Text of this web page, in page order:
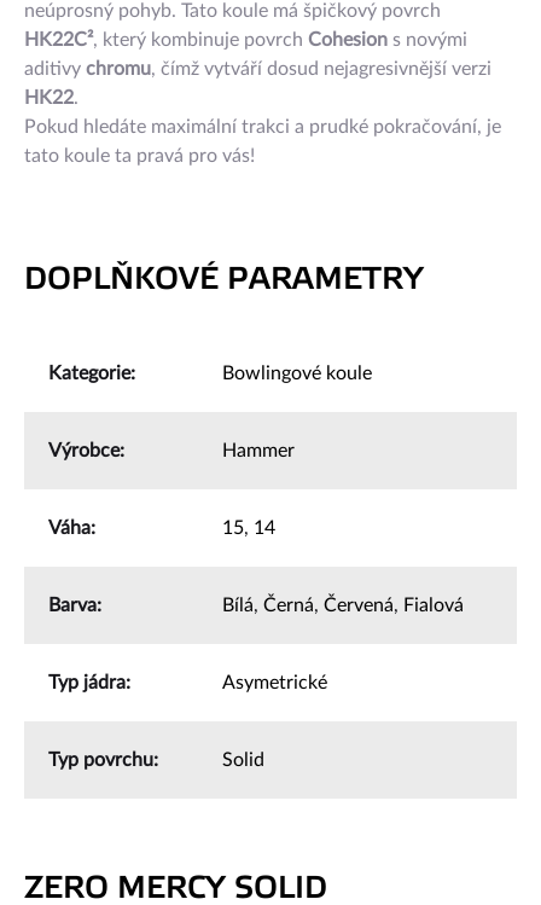
neúprosný pohyb. Tato koule má špičkový povrch
HK22C², který kombinuje povrch Cohesion s novými
aditivy chromu, čímž vytváří dosud nejagresivnější verzi
HK22.
Pokud hledáte maximální trakci a prudké pokračování, je
tato koule ta pravá pro vás!
DOPLŇKOVÉ PARAMETRY
Kategorie: Bowlingové koule
Výrobce: Hammer
Váha: 15, 14
Barva: Bílá, Černá, Červená, Fialová
Typ jádra: Asymetrické
Typ povrchu: Solid
ZERO MERCY SOLID